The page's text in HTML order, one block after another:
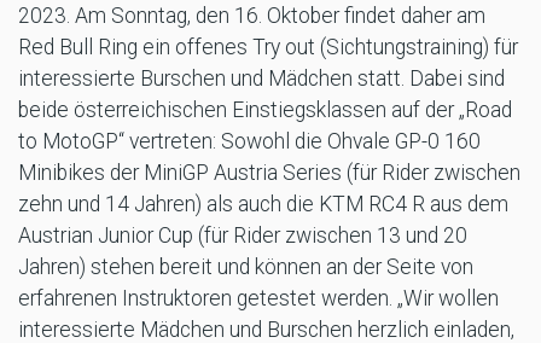
2023. Am Sonntag, den 16. Oktober findet daher am
Red Bull Ring ein offenes Try out (Sichtungstraining) für
interessierte Burschen und Mädchen statt. Dabei sind
beide österreichischen Einstiegsklassen auf der „Road
to MotoGP“ vertreten: Sowohl die Ohvale GP-0 160
Minibikes der MiniGP Austria Series (für Rider zwischen
zehn und 14 Jahren) als auch die KTM RC4 R aus dem
Austrian Junior Cup (für Rider zwischen 13 und 20
Jahren) stehen bereit und können an der Seite von
erfahrenen Instruktoren getestet werden. „Wir wollen
interessierte Mädchen und Burschen herzlich einladen,